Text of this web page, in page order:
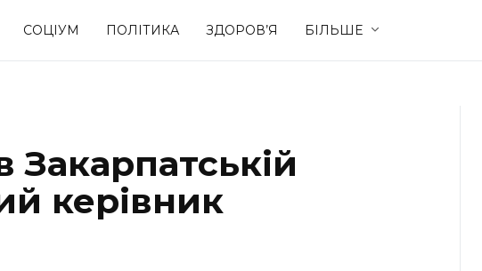
СОЦІУМ ПОЛІТИКА ЗДОРОВ’Я БІЛЬШЕ
Спорт
керівник